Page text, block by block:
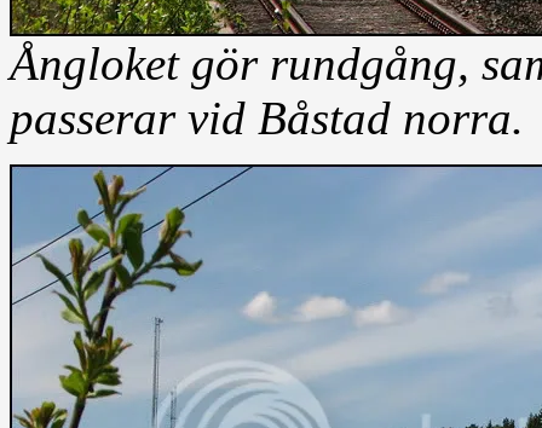
Ångloket gör rundgång,
passerar vid Båstad norra.